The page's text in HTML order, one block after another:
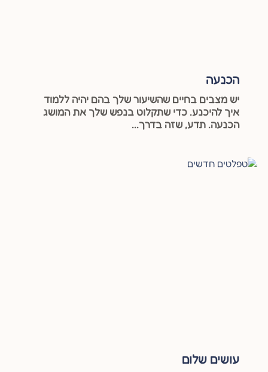
הכנעה
יש מצבים בחיים שהשיעור שלך בהם יהיה ללמוד
איך להיכנע. כדי שתקלוט בנפש שלך את המושג
הכנעה. תדע, שזה בדרך...
עושים שלום